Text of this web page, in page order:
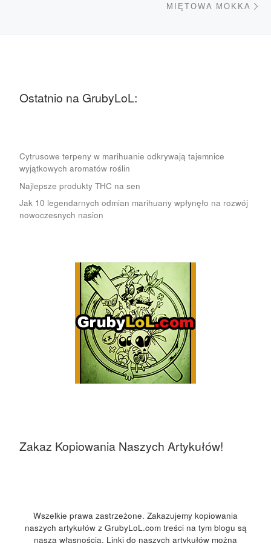
MIĘTOWA MOKKA
Ostatnio na GrubyLoL:
Cytrusowe terpeny w marihuanie odkrywają tajemnice
wyjątkowych aromatów roślin
Najlepsze produkty THC na sen
Jak 10 legendarnych odmian marihuany wpłynęło na rozwój
nowoczesnych nasion
Zakaz Kopiowania Naszych Artykułów!
Wszelkie prawa zastrzeżone. Zakazujemy kopiowania
naszych artykułów z GrubyLoL.com treści na tym blogu są
naszą własnością. Linki do naszych artykułów można